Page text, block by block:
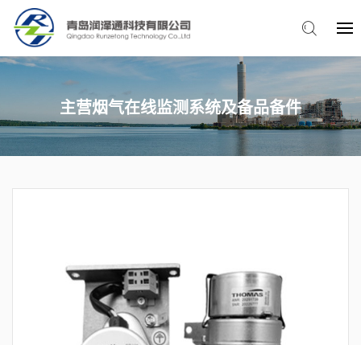
主营烟气在线监测系统及备品备件